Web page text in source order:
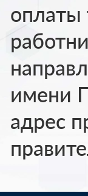
оплаты
имени
адрес